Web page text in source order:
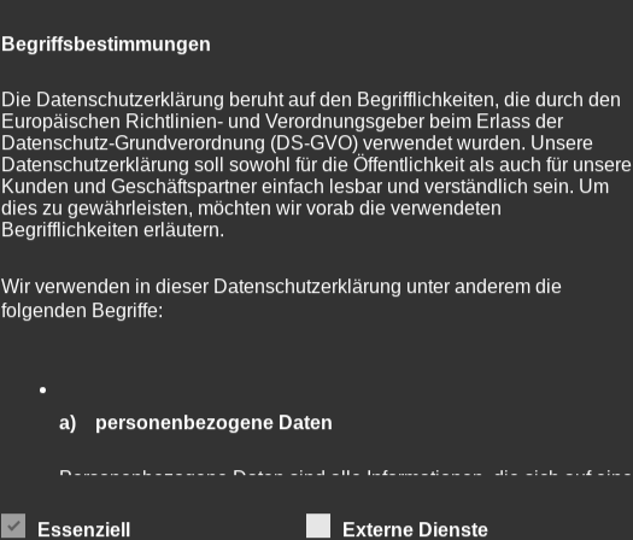
Begriffsbestimmungen
Die Datenschutzerklärung beruht auf den Begrifflichkeiten, die durch den
Europäischen Richtlinien- und Verordnungsgeber beim Erlass der
Datenschutz-Grundverordnung (DS-GVO) verwendet wurden. Unsere
Datenschutzerklärung soll sowohl für die Öffentlichkeit als auch für unsere
Kunden und Geschäftspartner einfach lesbar und verständlich sein. Um
dies zu gewährleisten, möchten wir vorab die verwendeten
Begrifflichkeiten erläutern.
Wir verwenden in dieser Datenschutzerklärung unter anderem die
folgenden Begriffe:
a) personenbezogene Daten
Personenbezogene Daten sind alle Informationen, die sich auf eine
„betroffene Person") beziehen. Als identifizierbar wird eine
Essenziell Externe Dienste